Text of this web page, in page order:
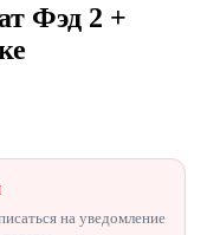
Фэд 2 +
на уведомление